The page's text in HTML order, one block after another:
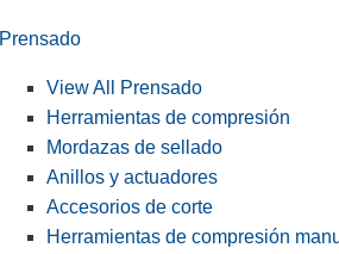
Prensado
View All Prensado
Herramientas de compresión
Mordazas de sellado
Anillos y actuadores
Accesorios de corte
Herramientas de compresión